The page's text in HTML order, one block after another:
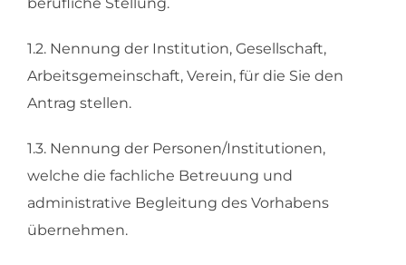
1.2. Nennung der Institution, Gesellschaft,
Arbeitsgemeinschaft, Verein, für die Sie den
Antrag stellen.
1.3. Nennung der Personen/Institutionen,
welche die fachliche Betreuung und
administrative Begleitung des Vorhabens
übernehmen.